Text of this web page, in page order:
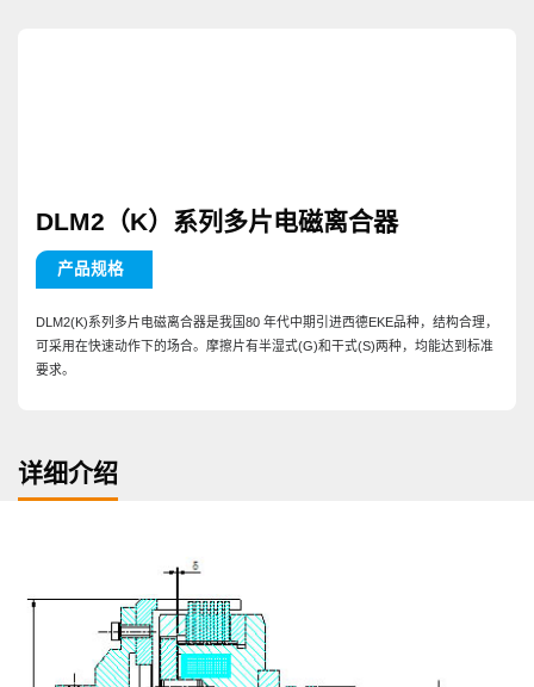
DLM2（K）系列多片电磁离合器
产品规格
DLM2(K)系列多片电磁离合器是我国80 年代中期引进西德EKE品种，结构合理，
可采用在快速动作下的场合。摩擦片有半湿式(G)和干式(S)两种，均能达到标准
要求。
详细介绍